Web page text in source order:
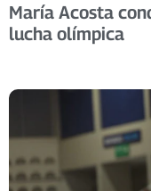
María Acosta
lucha olímpica